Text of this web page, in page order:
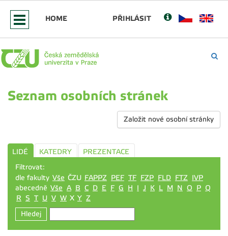
HOME PŘIHLÁSIT
Seznam osobních stránek
Založit nové osobní stránky
LIDÉ KATEDRY
PREZENTACE
Filtrovat:
dle fakulty Vše ČZU FAPPZ PEF TF FZP FLD FTZ IVP
abecedně Vše A B C D E F G H I J K L M N O P Q
R S T U V W X Y Z
Hledej